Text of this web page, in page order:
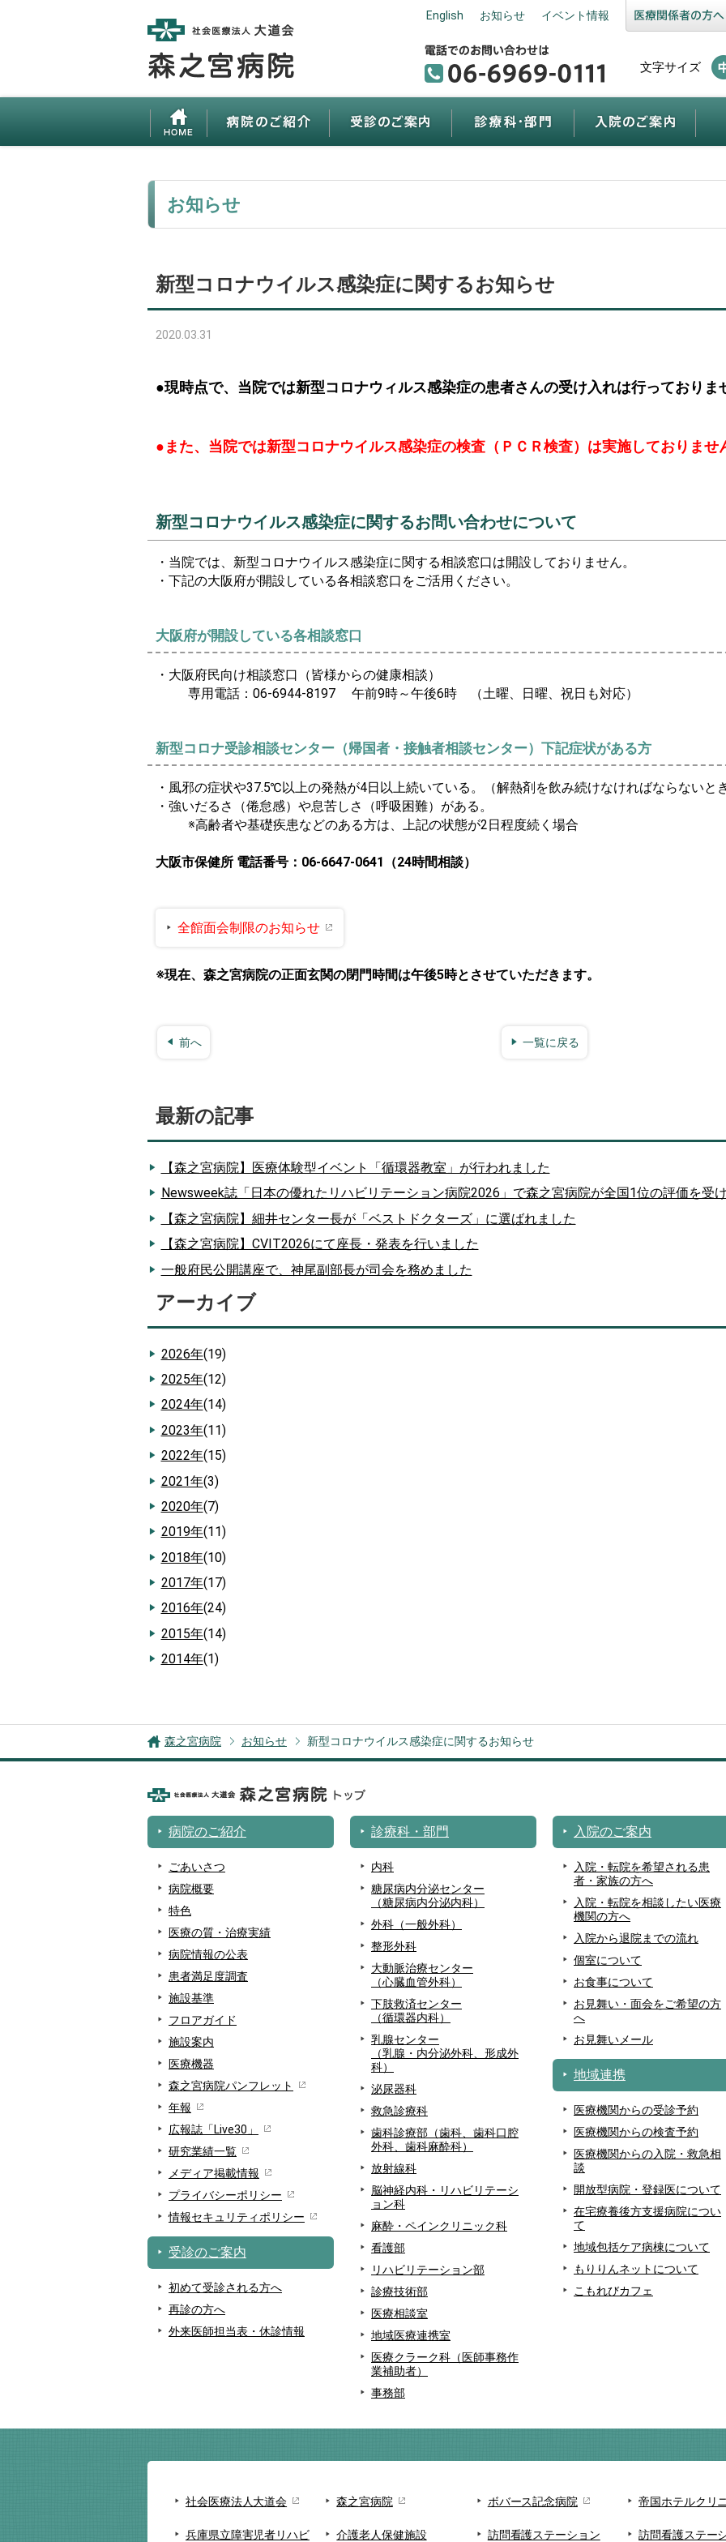
イベント情報
お知らせ
English
文字サイズ
お知らせ
新型コロナウイルス感染症に関するお知らせ
2020.03.31
●現時点で、当院では新型コロナウィルス感染症の患者さんの受け入れは行っておりま
●また、当院では新型コロナウイルス感染症の検査（ＰＣＲ検査）は実施しておりませ
新型コロナウイルス感染症に関するお問い合わせについて
・当院では、新型コロナウイルス感染症に関する相談窓口は開設しておりません。
・下記の大阪府が開設している各相談窓口をご活用ください。
大阪府が開設している各相談窓口
・大阪府民向け相談窓口（皆様からの健康相談）
専用電話：06-6944-8197 午前9時～午後6時 （土曜、日曜、祝日も対応）
新型コロナ受診相談センター（帰国者・接触者相談センター）下記症状がある方
・風邪の症状や37.5℃以上の発熱が4日以上続いている。（解熱剤を飲み続けなければならないと
・強いだるさ（倦怠感）や息苦しさ（呼吸困難）がある。
※高齢者や基礎疾患などのある方は、上記の状態が2日程度続く場合
大阪市保健所 電話番号：06-6647-0641（24時間相談）
全館面会制限のお知らせ
※現在、森之宮病院の正面玄関の閉門時間は午後5時とさせていただきます。
前へ 一覧に戻る
最新の記事
【森之宮病院】医療体験型イベント「循環器教室」が行われました
Newsweek誌「日本の優れたリハビリテーション病院2026」で森之宮病院が全国1位の評価を受
【森之宮病院】細井センター長が「ベストドクターズ」に選ばれました
【森之宮病院】CVIT2026にて座長・発表を行いました
一般府民公開講座で、神尾副部長が司会を務めました
アーカイブ
2026年(19)
2025年(12)
2024年(14)
2023年(11)
2022年(15)
2021年(3)
2020年(7)
2019年(11)
2018年(10)
2017年(17)
2016年(24)
2015年(14)
2014年(1)
森之宮病院 お知らせ 新型コロナウイルス感染症に関するお知らせ
病院のご紹介
ごあいさつ
病院概要
特色
医療の質・治療実績
病院情報の公表
患者満足度調査
施設基準
フロアガイド
施設案内
医療機器
森之宮病院パンフレット
年報
広報誌「Live30」
研究業績一覧
メディア掲載情報
プライバシーポリシー
情報セキュリティポリシー
受診のご案内
初めて受診される方へ
再診の方へ
外来医師担当表・休診情報
診療科・部門
内科
糖尿病内分泌センター
（糖尿病内分泌内科）
外科（一般外科）
整形外科
大動脈治療センター
（心臓血管外科）
下肢救済センター
（循環器内科）
乳腺センター
（乳腺・内分泌外科、形成外
科）
泌尿器科
救急診療科
歯科診療部（歯科、歯科口腔
外科、歯科麻酔科）
放射線科
脳神経内科・リハビリテーシ
ョン科
麻酔・ペインクリニック科
看護部
リハビリテーション部
診療技術部
医療相談室
地域医療連携室
医療クラーク科（医師事務作
業補助者）
事務部
入院のご案内
入院・転院を希望される患
者・家族の方へ
入院・転院を相談したい医療
機関の方へ
入院から退院までの流れ
個室について
お食事について
お見舞い・面会をご希望の方
へ
お見舞いメール
地域連携
医療機関からの受診予約
医療機関からの検査予約
医療機関からの入院・救急相
談
開放型病院・登録医について
在宅療養後方支援病院につい
て
地域包括ケア病棟について
もりりんネットについて
こもれびカフェ
社会医療法人大道会 森之宮病院 ボバース記念病院 帝国ホテルクリ
兵庫県立障害児者リハビ 介護老人保健施設 訪問看護ステーション 訪問看護ステー